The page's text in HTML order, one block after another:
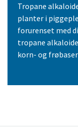
Tropane
planter i
forurenset med
tropane
korn- og